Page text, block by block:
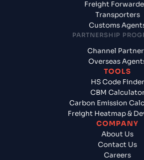
Freight
Transporters
Customs
PARTNERSHIP
Channel
Overseas
TOOLS
HS Code Finder
CBM
Carbon Emission
Freight Heatmap &
COMPANY
About Us
Contact Us
Careers